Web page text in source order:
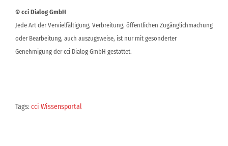
© cci Dialog GmbH
Jede Art der Vervielfältigung, Verbreitung, öffentlichen Zugänglichmachung
oder Bearbeitung, auch auszugsweise, ist nur mit gesonderter
Genehmigung der cci Dialog GmbH gestattet.
Tags:cci Wissensportal